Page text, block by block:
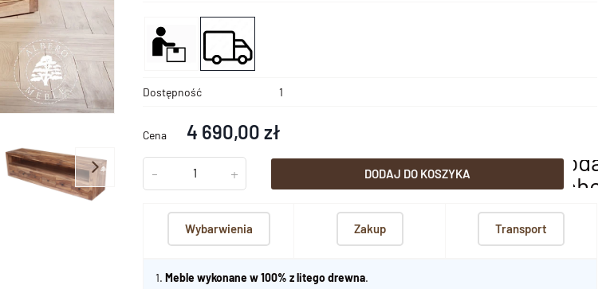
Dostępność 1
Cena 4 690,00 zł
- + DODAJ DO KOSZYKA
dodaj
Wybarwienia Zakup Transport
1.Meble wykonane w 100% z litego drewna.